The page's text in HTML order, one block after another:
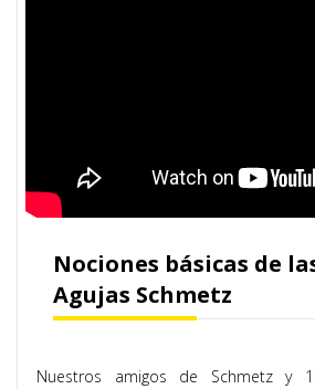
Nociones básicas de
Agujas Schmetz
Nuestros amigos de Schmetz y